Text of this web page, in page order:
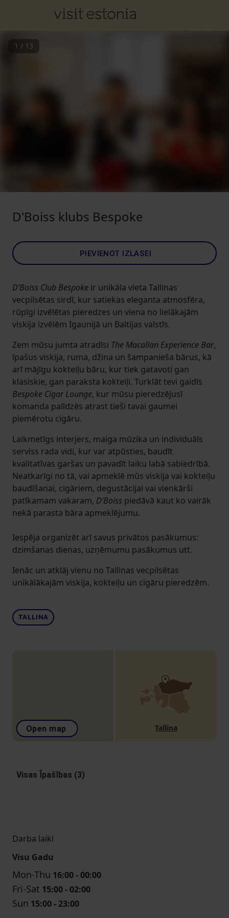
1 / 13
D'Boiss klubs Bespoke
PIEVIENOT IZLASEI
D’Boiss Club Bespoke ir unikāla vieta Tallinas
vecpilsētas sirdī, kur satiekas eleganta atmosfēra,
rūpīgi izvēlētas pieredzes un viena no lielākajām
viskija izvēlēm Igaunijā un Baltijas valstīs.
Zem mūsu jumta atradīsi The Macallan Experience Bar,
īpašus viskija, ruma, džina un šampanieša bārus, kā
arī mājīgu kokteiļu bāru, kur tiek gatavoti gan
klasiskie, gan paraksta kokteiļi. Turklāt tevi gaidīs
Bespoke Cigar Lounge, kur mūsu pieredzējusī
komanda palīdzēs atrast tieši tavai gaumei
piemērotu cigāru.
Laikmetīgs interjers, maiga mūzika un individuāls
serviss rada vidi, kur var atpūsties, baudīt
kvalitatīvas garšas un pavadīt laiku labā sabiedrībā.
Neatkarīgi no tā, vai apmeklē mūs viskija vai kokteiļu
baudīšanai, cigāriem, degustācijai vai vienkārši
patīkamam vakaram, D’Boiss piedāvā kaut ko vairāk
nekā parasta bāra apmeklējumu.
Iespēja organizēt arī savus privātos pasākumus:
dzimšanas dienas, uzņēmumu pasākumus utt.
Ienāc un atklāj vienu no Tallinas vecpilsētas
unikālākajām viskija, kokteiļu un cigāru pieredzēm.
TALLINA
Open map Tallina
Visas Īpašības (3)
Darba laiki
Visu Gadu
Mon-Thu 16:00 - 00:00
Fri-Sat 15:00 - 02:00
Sun 15:00 - 23:00